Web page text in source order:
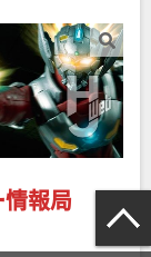
報局